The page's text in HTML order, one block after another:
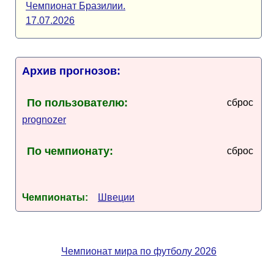
Чемпионат Бразилии.
17.07.2026
Архив прогнозов:
По пользователю:
сброс
prognozer
По чемпионату: сброс
Чемпионаты: Швеции
Чемпионат мира по футболу 2026